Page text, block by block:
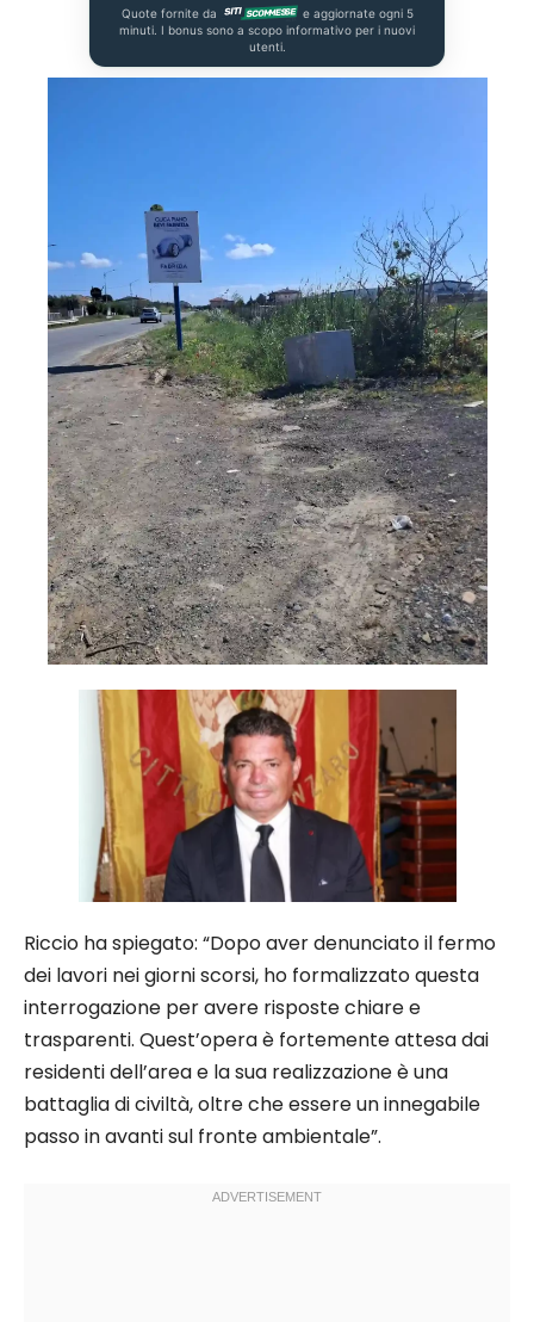
Quote fornite da
e aggiornate ogni 5
minuti. I bonus sono a scopo informativo per i nuovi
utenti.
Riccio ha spiegato: “Dopo aver denunciato il fermo
dei lavori nei giorni scorsi, ho formalizzato questa
interrogazione per avere risposte chiare e
trasparenti. Quest’opera è fortemente attesa dai
residenti dell’area e la sua realizzazione è una
battaglia di civiltà, oltre che essere un innegabile
passo in avanti sul fronte ambientale”.